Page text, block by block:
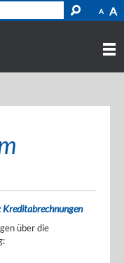
A A
über die